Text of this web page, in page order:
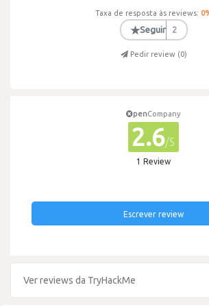
Taxa de resposta às reviews: 0
★Seguir 2
Pedir review (0)
penCompany
2.6/5
1 Review
Escrever review
Ver reviews da TryHackMe